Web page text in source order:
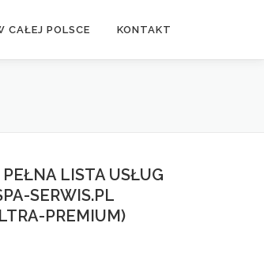
CAŁEJ POLSCE KONTAKT
PEŁNA LISTA USŁUG
SERWIS.PL
PREMIUM)